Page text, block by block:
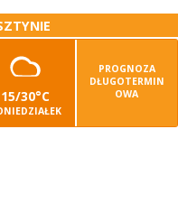
15/30°C
PROGNOZA
DŁUGOTERMIN
OWA